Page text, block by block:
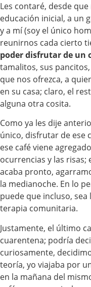
Les contaré, desde
educación inicial, a un
y a mí (soy el único
reunirnos cada cierto
poder disfrutar de un
tamalitos, sus
que nos ofrezca, a
en su casa; claro, el
alguna otra cosita.
Como ya les dije
único, disfrutar de ese
ese café viene
ocurrencias y las risas;
acaba pronto,
la medianoche. En lo
puede que incluso,
terapia comunitaria.
Justamente, el último
cuarentena; podría
curiosamente,
teoría, yo viajaba por
en la mañana del